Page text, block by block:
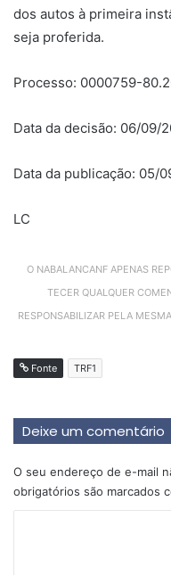
dos autos à primeira
seja proferida.
Processo: 0000759-
Data da decisão: 06/09/
Data da publicação: 05/
LC
O NABALANCANF APENAS
TECER QUALQUER
RESPONSABILIZAR PELA
Fonte TRF1
Deixe um comentário
O seu endereço de e-mail
obrigatórios são marcados